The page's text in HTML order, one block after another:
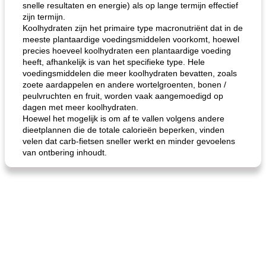
snelle resultaten en energie) als op lange termijn effectief
zijn termijn.
Koolhydraten zijn het primaire type macronutriënt dat in de
meeste plantaardige voedingsmiddelen voorkomt, hoewel
precies hoeveel koolhydraten een plantaardige voeding
heeft, afhankelijk is van het specifieke type. Hele
voedingsmiddelen die meer koolhydraten bevatten, zoals
zoete aardappelen en andere wortelgroenten, bonen /
peulvruchten en fruit, worden vaak aangemoedigd op
dagen met meer koolhydraten.
Hoewel het mogelijk is om af te vallen volgens andere
dieetplannen die de totale calorieën beperken, vinden
velen dat carb-fietsen sneller werkt en minder gevoelens
van ontbering inhoudt.